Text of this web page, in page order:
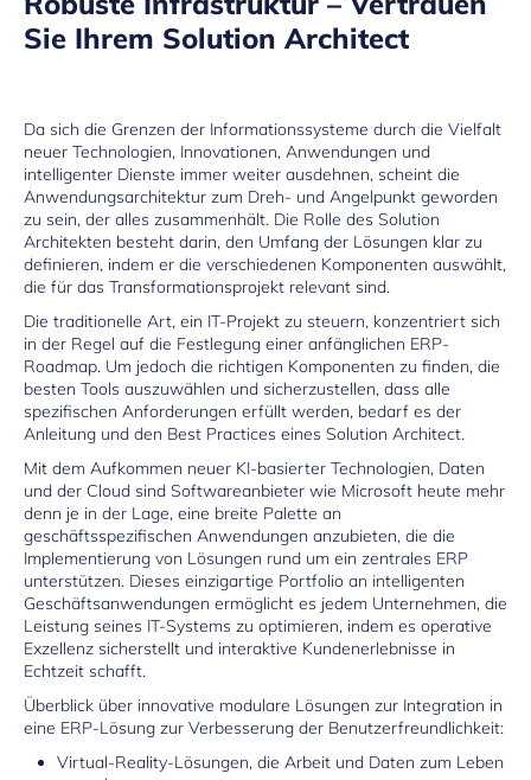
Sie Ihrem Solution Architect
Da sich die Grenzen der Informationssysteme durch die Vielfalt
neuer Technologien, Innovationen, Anwendungen und
intelligenter Dienste immer weiter ausdehnen, scheint die
Anwendungsarchitektur zum Dreh- und Angelpunkt geworden
zu sein, der alles zusammenhält. Die Rolle des Solution
Architekten besteht darin, den Umfang der Lösungen klar zu
definieren, indem er die verschiedenen Komponenten auswählt,
die für das Transformationsprojekt relevant sind.
Die traditionelle Art, ein IT-Projekt zu steuern, konzentriert sich
in der Regel auf die Festlegung einer anfänglichen ERP-
Roadmap. Um jedoch die richtigen Komponenten zu finden, die
besten Tools auszuwählen und sicherzustellen, dass alle
spezifischen Anforderungen erfüllt werden, bedarf es der
Anleitung und den Best Practices eines Solution Architect.
Mit dem Aufkommen neuer KI-basierter Technologien, Daten
und der Cloud sind Softwareanbieter wie Microsoft heute mehr
denn je in der Lage, eine breite Palette an
geschäftsspezifischen Anwendungen anzubieten, die die
Implementierung von Lösungen rund um ein zentrales ERP
unterstützen. Dieses einzigartige Portfolio an intelligenten
Geschäftsanwendungen ermöglicht es jedem Unternehmen, die
Leistung seines IT-Systems zu optimieren, indem es operative
Exzellenz sicherstellt und interaktive Kundenerlebnisse in
Echtzeit schafft.
Überblick über innovative modulare Lösungen zur Integration in
eine ERP-Lösung zur Verbesserung der Benutzerfreundlichkeit:
Virtual-Reality-Lösungen, die Arbeit und Daten zum Leben